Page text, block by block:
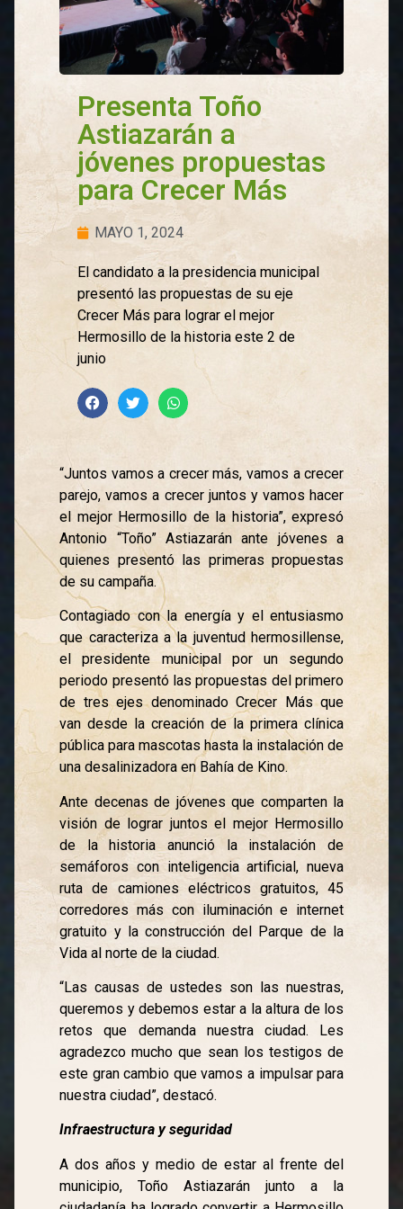
Presenta Toño
Astiazarán a
jóvenes propuestas
para Crecer Más
MAYO 1, 2024
El candidato a la presidencia municipal
presentó las propuestas de su eje
Crecer Más para lograr el mejor
Hermosillo de la historia este 2 de
junio
“Juntos vamos a crecer más, vamos a crecer
parejo, vamos a crecer juntos y vamos hacer
el mejor Hermosillo de la historia”, expresó
Antonio “Toño” Astiazarán ante jóvenes a
quienes presentó las primeras propuestas
de su campaña.
Contagiado con la energía y el entusiasmo
que caracteriza a la juventud hermosillense,
el presidente municipal por un segundo
periodo presentó las propuestas del primero
de tres ejes denominado Crecer Más que
van desde la creación de la primera clínica
pública para mascotas hasta la instalación de
una desalinizadora en Bahía de Kino.
Ante decenas de jóvenes que comparten la
visión de lograr juntos el mejor Hermosillo
de la historia anunció la instalación de
semáforos con inteligencia artificial, nueva
ruta de camiones eléctricos gratuitos, 45
corredores más con iluminación e internet
gratuito y la construcción del Parque de la
Vida al norte de la ciudad.
“Las causas de ustedes son las nuestras,
queremos y debemos estar a la altura de los
retos que demanda nuestra ciudad. Les
agradezco mucho que sean los testigos de
este gran cambio que vamos a impulsar para
nuestra ciudad”, destacó.
Infraestructura y seguridad
A dos años y medio de estar al frente del
municipio, Toño Astiazarán junto a la